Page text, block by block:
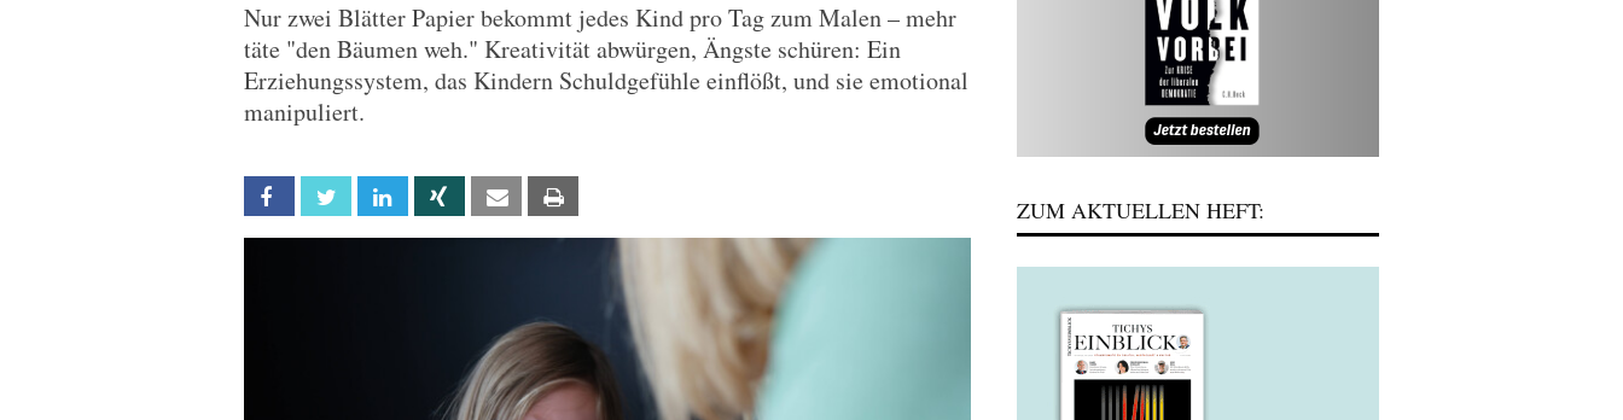
Nur zwei Blätter Papier bekommt jedes Kind pro Tag zum Malen – mehr
täte "den Bäumen weh." Kreativität abwürgen, Ängste schüren: Ein
Erziehungssystem, das Kindern Schuldgefühle einflößt, und sie emotional
manipuliert.
Facebook Twitter Linkedin Xing Email ZUM AKTUELLEN HEFT: